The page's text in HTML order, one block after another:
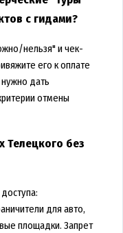
с гидами?
нельзя" и чек-
его к оплате
нужно дать
отмены
Телецкого без
для авто,
площадки. Запрет